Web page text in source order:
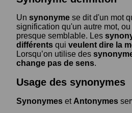
Un synonyme se dit d'un mot
signification qu'un autre mot,
presque semblable. Les
différents qui veulent dire la
Lorsqu’on utilise des
change pas de sens.
Usage des synonymes
Synonymes et Antonymes